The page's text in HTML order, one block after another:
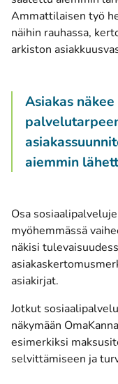
Ammattilaisen työ
näihin rauhassa,
arkiston
Asiakas
aiemmin
Osa
myöhemmässä
näkisi
asiakirjat.
Jotkut
näkymään
esimerkiksi
selvittämiseen ja